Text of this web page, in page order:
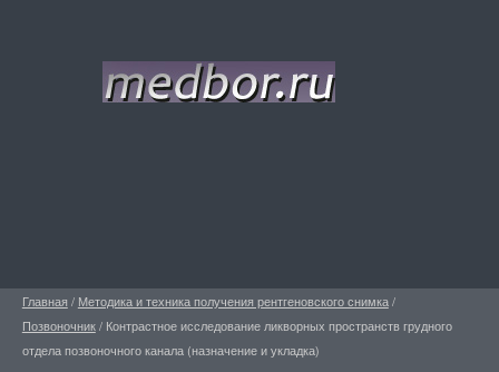
Главная / Методика и техника получения рентгеновского снимка/
Позвоночник/ Контрастное исследование ликворных пространств грудного
отдела позвоночного канала (назначение и укладка)